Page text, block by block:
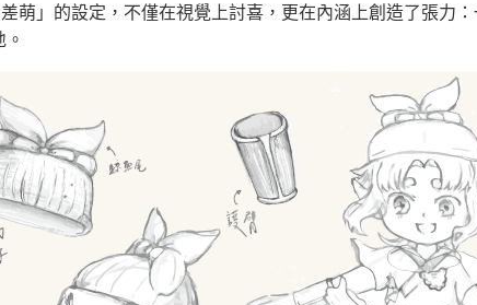
萌」的設定，不僅在視覺上討喜，更在內涵上創造了張力